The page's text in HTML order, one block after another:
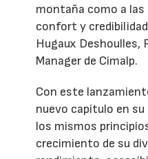
montaña como a las
confort y
Hugaux Deshoulles,
Manager de Cimalp.
Con este
nuevo capítulo en
los mismos
crecimiento de su